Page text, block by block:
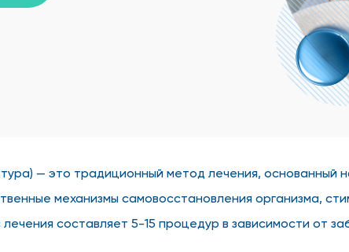
— это традиционный метод лечения, основанный
механизмы самовосстановления организма,
составляет 5-15 процедур в зависимости от